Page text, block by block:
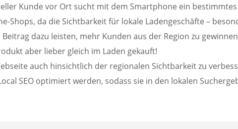
Kunde vor Ort sucht mit dem Smartphone ein
Shops, da die Sichtbarkeit für lokale Ladengeschäfte –
Beitrag dazu leisten, mehr Kunden aus der Region zu
aber lieber gleich im Laden gekauft!
auch hinsichtlich der regionalen Sichtbarkeit zu
SEO optimiert werden, sodass sie in den lokalen